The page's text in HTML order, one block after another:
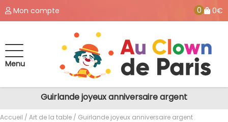
Mon compte 0 0€
Menu
Guirlande joyeux anniversaire argent
Accueil / Art de la table / Guirlande joyeux anniversaire argent